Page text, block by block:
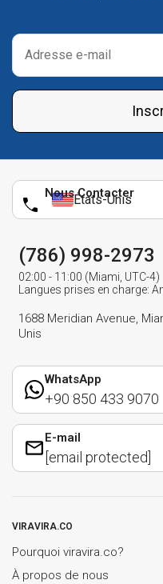
Nous Contacter
États-Unis
(786) 998-2973
02:00 - 11:00 (Miami, UTC-4)
Langues prises en charge:
1688 Meridian Avenue,
Unis
WhatsApp
+90 850 433 9070
E-mail
[email protected]
VIRAVIRA.CO
Pourquoi viravira.co?
À propos de nous